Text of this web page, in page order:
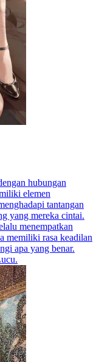
hubungan
elemen
tantangan
yang mereka cintai.
menempatkan
memiliki rasa keadilan
apa yang benar.